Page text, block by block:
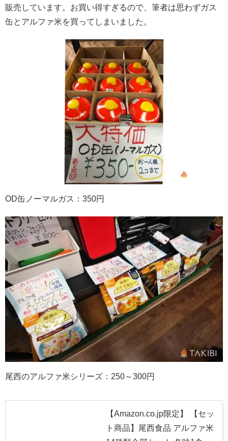
販売しています。お買い得すぎるので、筆者は思わずガス
缶とアルファ米を買ってしまいました。
OD缶ノーマルガス：350円
尾西のアルファ米シリーズ：250～300円
【Amazon.co.jp限定】 【セッ
ト商品】尾西食品 アルファ米